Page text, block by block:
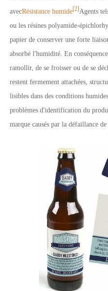
avecRésistance humide [2] Agents
ou les résines polyamide-
papier de conserver une forte
absorbé l'humidité. En
ramollir, de se froisser ou de se
restent fermement attachées,
lisibles dans des conditions
problèmes d'identification du
marque causés par la défaillance